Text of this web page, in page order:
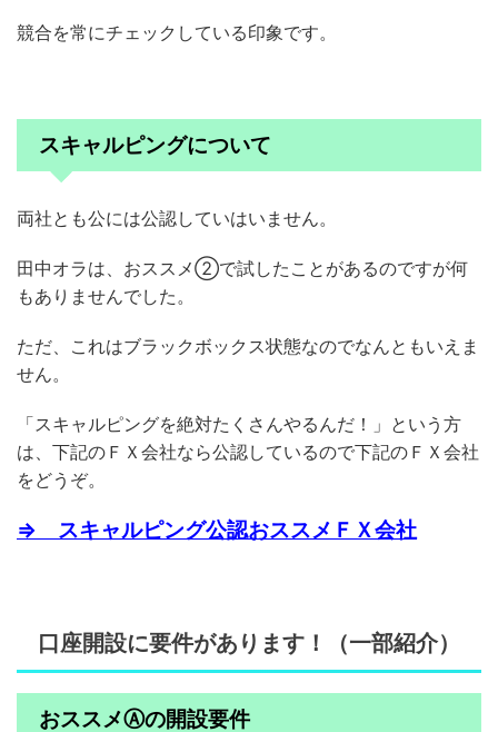
競合を常にチェックしている印象です。
スキャルピングについて
両社とも公には公認していはいません。
田中オラは、おススメ②で試したことがあるのですが何
もありませんでした。
ただ、これはブラックボックス状態なのでなんともいえま
せん。
「スキャルピングを絶対たくさんやるんだ！」という方
は、下記のＦＸ会社なら公認しているので下記のＦＸ会社
をどうぞ。
⇒ スキャルピング公認おススメＦＸ会社
口座開設に要件があります！（一部紹介）
おススメⒶの開設要件